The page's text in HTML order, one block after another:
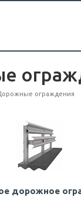
ограждения
дорожное